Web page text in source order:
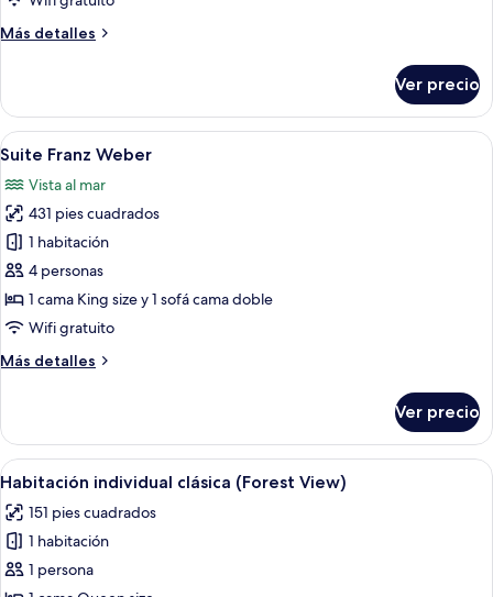
lake
Más detalles
Más
double
room
with
view
Ver precio
Abrir
todas
las
fotos
de
Suite
Franz
Weber
Habitación de hotel con sofá
5
Suite Franz Weber
Vista al mar
431 pies cuadrados
1 habitación
4 personas
1 cama King size y 1 sofá cama doble
Wifi gratuito
Más detalles
Más
Franz
Weber
Ver precio
Abrir
todas
las
fotos
de
Una habitación de hotel con una
2
Habitación individual clásica (Forest View)
151 pies cuadrados
1 habitación
1 persona